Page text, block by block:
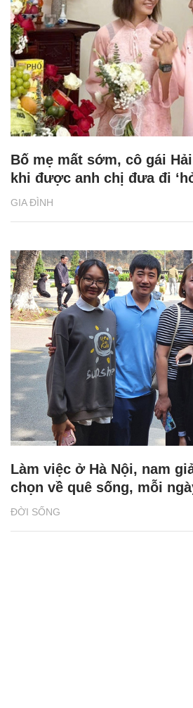
GIA ĐÌNH
Bố mẹ mất sớm, cô gái
khi được anh chị đưa đi
ĐỜI SỐNG
Làm việc ở Hà Nội, nam
chọn về quê sống, mỗi